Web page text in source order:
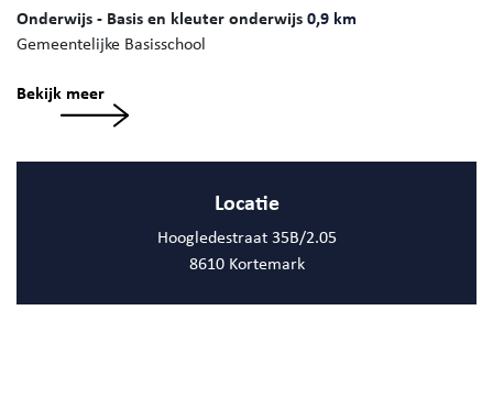
Onderwijs - Basis en kleuter onderwijs0,9 km
Gemeentelijke Basisschool
Bekijk meer
Locatie
Hoogledestraat 35B/2.05
8610 Kortemark